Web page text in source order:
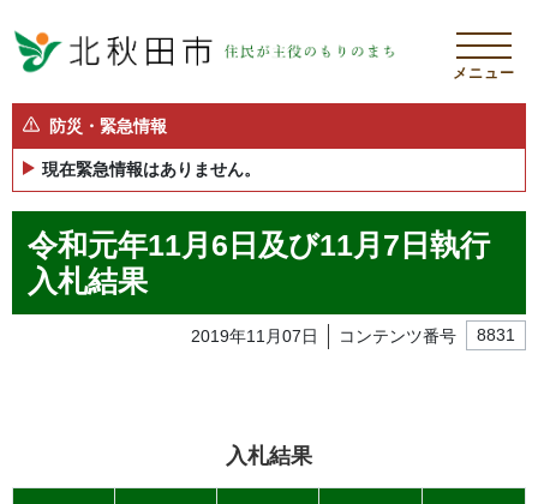
メニュー
防災・緊急情報
現在緊急情報はありません。
令和元年11月6日及び11月7日執行
入札結果
2019年11月07日 コンテンツ番号 8831
入札結果